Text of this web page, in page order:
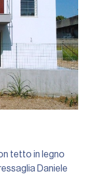
tetto in legno
Daniele